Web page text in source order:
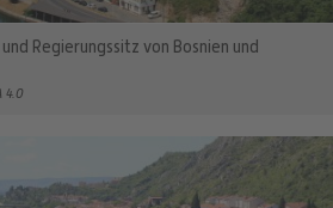
Regierungssitz von Bosnien und
4.0